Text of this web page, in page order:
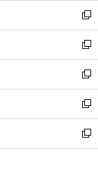
く
で
開
く
ド
ウ
で
開
く
ィ
ン
ド
ウ
で
開
く
し
い
ウ
ィ
ン
ド
ウ
で
開
く
新
し
い
ウ
ィ
ン
ド
ウ
で
開
新
し
い
ウ
ィ
ン
ド
ウ
新
し
い
ウ
ィ
ン
新
し
い
ウ
新
し